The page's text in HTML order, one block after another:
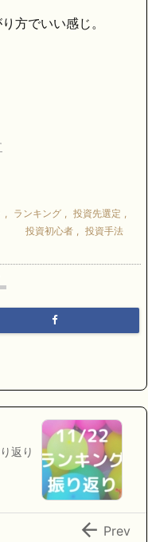
方でいい感じ。
ランキング 投資先選定
投資初心者
投資手法
返り
 Prev